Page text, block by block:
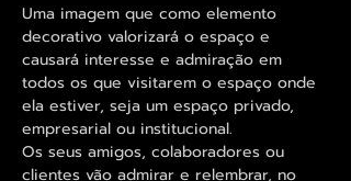
Uma imagem que como elemento
decorativo valorizará o espaço e
causará interesse e admiração em
todos os que visitarem o espaço onde
ela estiver, seja um espaço privado,
empresarial ou institucional.
Os seus amigos, colaboradores ou
clientes vão admirar e relembrar, no